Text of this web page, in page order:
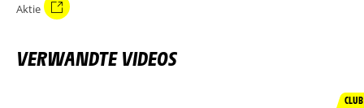
Aktie
VERWANDTE VIDEOS
CLUB